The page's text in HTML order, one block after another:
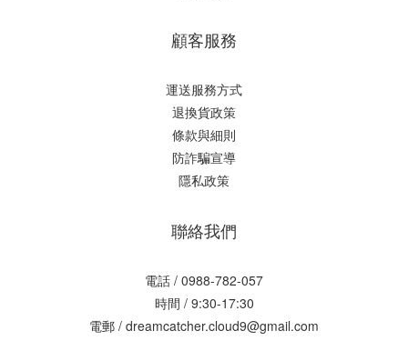
顧客服務
運送服務方式
退換貨政策
條款與細則
防詐騙宣導
隱私政策
聯絡我們
電話 / 0988-782-057
時間 / 9:30-17:30
電郵 / dreamcatcher.cloud9@gmail.com